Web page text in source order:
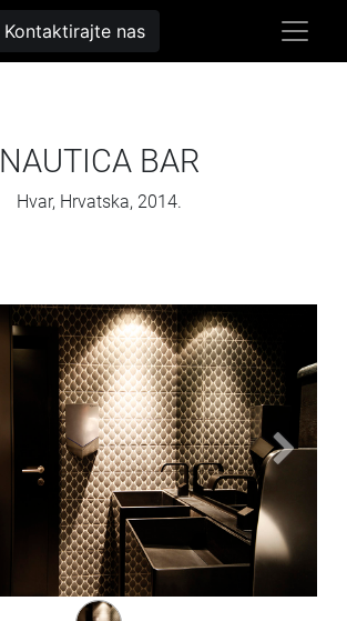
Kontaktirajte nas
NAUTICA BAR
Hvar, Hrvatska, 2014.